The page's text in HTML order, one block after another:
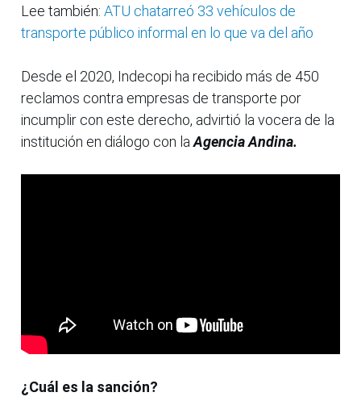
Lee también: ATU chatarreó 33 vehículos de
transporte público informal en lo que va del año
Desde el 2020, Indecopi ha recibido más de 450
reclamos contra empresas de transporte por
incumplir con este derecho, advirtió la vocera de la
institución en diálogo con laAgencia Andina.
¿Cuál es la sanción?